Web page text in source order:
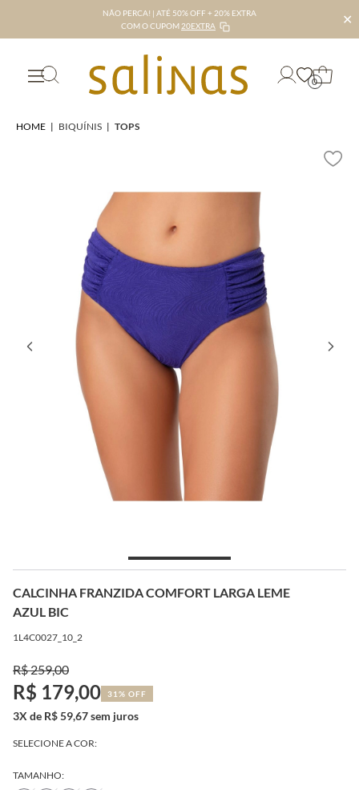
NÃO PERCA! | ATÉ 50% OFF + 20% EXTRA
COM O CUPOM 20EXTRA ✕
0
HOME | BIQUÍNIS | TOPS
CALCINHA FRANZIDA COMFORT LARGA LEME
AZUL BIC
1L4C0027_10_2
R$ 259,00
R$ 179,00 31% OFF
3X de R$ 59,67 sem juros
SELECIONE A COR:
TAMANHO: